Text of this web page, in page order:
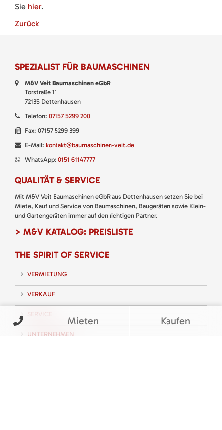
Sie hier.
Zurück
SPEZIALIST FÜR BAUMASCHINEN
M&V Veit Baumaschinen eGbR
Torstraße 11
72135 Dettenhausen
Telefon: 07157 5299 200
Fax: 07157 5299 399
E-Mail: kontakt@baumaschinen-veit.de
WhatsApp: 0151 61147777
QUALITÄT & SERVICE
Mit M&V Veit Baumaschinen eGbR aus Dettenhausen setzen Sie bei
Miete, Kauf und Service von Baumaschinen, Baugeräten sowie Klein-
und Gartengeräten immer auf den richtigen Partner.
> M&V KATALOG: PREISLISTE
THE SPIRIT OF SERVICE
VERMIETUNG
VERKAUF
SERVICE
UNTERNEHMEN
Mieten Kaufen